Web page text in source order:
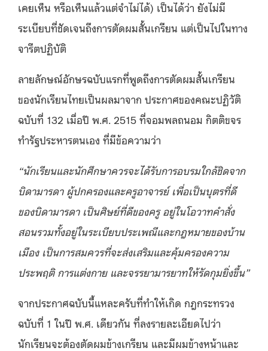
เคยเห็น หรือเห็นแล้วแต่จำไม่ได้) เป็นได้ว่า ยังไม่มี
ระเบียบที่ชัดเจนถึงการตัดผมสั้นเกรียน แต่เป็นไปในทาง
จารีตปฏิบัติ
ลายลักษณ์อักษรฉบับแรกที่พูดถึงการตัดผมสั้นเกรียน
ของนักเรียนไทยเป็นผลมาจาก ประกาศของคณะปฏิวัติ
ฉบับที่ 132 เมื่อปี พ.ศ. 2515 ที่จอมพลถนอม กิตติขจร
ทำรัฐประหารตนเอง ที่มีข้อความว่า
“นักเรียนและนักศึกษาควรจะได้รับการอบรมใกล้ชิดจาก
บิดามารดา ผู้ปกครองและครูอาจารย์ เพื่อเป็นบุตรที่ดี
ของบิดามารดา เป็นศิษย์ที่ดีของครู อยู่ในโอวาทคำสั่ง
สอนรวมทั้งอยู่ในระเบียบประเพณีและกฎหมายของบ้าน
เมือง เป็นการสมควรที่จะส่งเสริมและคุ้มครองความ
ประพฤติ การแต่งกาย และจรรยามารยาทให้รัดกุมยิ่งขึ้น”
จากประกาศฉบับนี้แหละครับที่ทำให้เกิด กฎกระทรวง
ฉบับที่ 1 ในปี พ.ศ. เดียวกัน ที่ลงรายละเอียดไปว่า
นักเรียนจะต้องตัดผมข้างเกรียน และมีผมข้างหน้าและ